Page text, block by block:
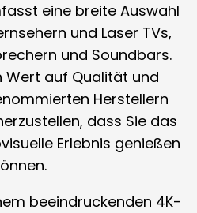
eine breite Auswahl
und Laser TVs,
und Soundbars.
Wert auf Qualität und
Herstellern
dass Sie das
Erlebnis genießen
beeindruckenden 4K-